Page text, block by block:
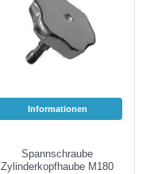
Informationen
Spannschraube
Zylinderkopfhaube M180